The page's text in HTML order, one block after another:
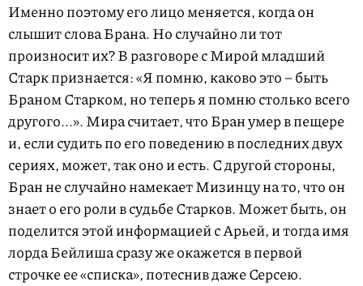
Именно поэтому его лицо меняется, когда он
слышит слова Брана. Но случайно ли тот
произносит их? В разговоре с Мирой младший
Старк признается: «Я помню, каково это – быть
Браном Старком, но теперь я помню столько всего
другого...». Мира считает, что Бран умер в пещере
и, если судить по его поведению в последних двух
сериях, может, так оно и есть. С другой стороны,
Бран не случайно намекает Мизинцу на то, что он
знает о его роли в судьбе Старков. Может быть, он
поделится этой информацией с Арьей, и тогда имя
лорда Бейлиша сразу же окажется в первой
строчке ее «списка», потеснив даже Серсею.